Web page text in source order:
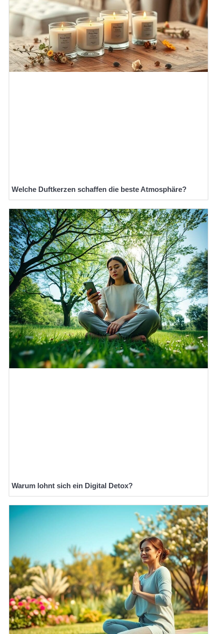
Welche Duftkerzen schaffen die beste Atmosphäre?
Warum lohnt sich ein Digital Detox?